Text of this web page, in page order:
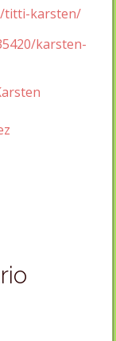
titti-karsten/
karsten-